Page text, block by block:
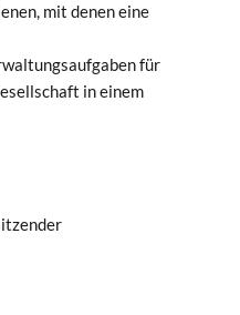
mit denen eine
für
in einem